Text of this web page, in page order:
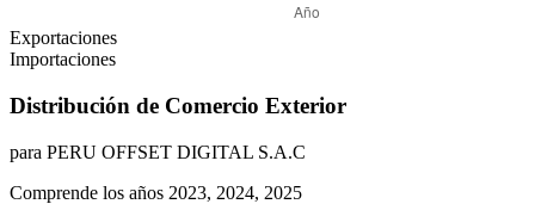
Exportaciones
Importaciones
Distribución de Comercio Exterior
para PERU OFFSET DIGITAL S.A.C
Comprende los años 2023, 2024, 2025